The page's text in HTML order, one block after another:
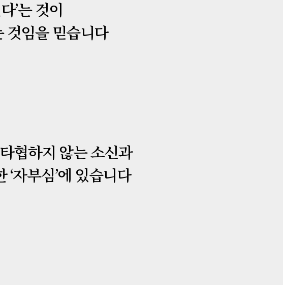
’는 것이
것임을 믿습니다
협하지 않는 소신과
자부심’에 있습니다